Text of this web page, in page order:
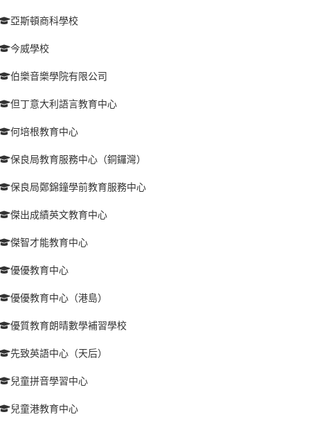
亞斯頓商科學校
今威學校
伯樂音樂學院有限公司
但丁意大利語言教育中心
何培根教育中心
保良局教育服務中心（銅鑼灣）
保良局鄭錦鐘學前教育服務中心
傑出成績英文教育中心
傑智才能教育中心
優優教育中心
優優教育中心（港島）
優質教育朗晴數學補習學校
先致英語中心（天后）
兒童拼音學習中心
兒童港教育中心